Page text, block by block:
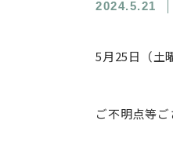
2024.5.21
5月25日（土
ご不明点等